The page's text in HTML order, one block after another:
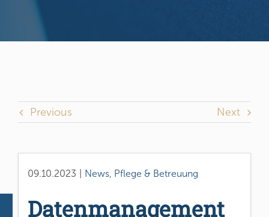
Previous Next
09.10.2023 News, Pflege & Betreuung
Datenmanagement